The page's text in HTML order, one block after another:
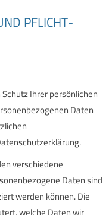
PFLICHT­
Ihrer persönlichen
Daten
verschiedene
Daten sind
werden können. Die